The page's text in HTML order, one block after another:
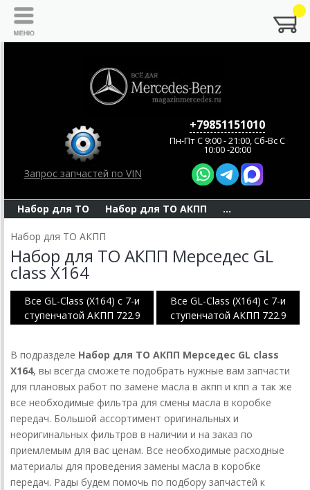
Запрос запчастей по VIN
+79851151010
Пн-Пт C 9:00 - 21:00, Сб-Вс С
10:00 -20:00
Набор для ТО Набор для ТО АКПП ...
Набор для ТО АКПП
Набор для ТО АКПП Мерседес GL
class X164
Все GL-Class (X164) с 7-и
ступенчатой АКПП 722.9
Все GL-Class (X164) с 7-и
ступенчатой АКПП 722.9
В подразделе Набор для ТО АКПП Мерседес GL class
X164, вы всегда сможете подобрать нужные вам запчасти
для плановых работ по замене масла в акпп и кпп а так же
все необходимые фильтра для смены масла в коробке
передач. Большой ассортимент оригинальных и
неоригинальных фильтров в наличии и на заказ по
приемлемым для вас ценам. Все необходимые расходные
материалы для проведения замены масла в коробке
передач. Рады будем помочь по подбору запчастей к